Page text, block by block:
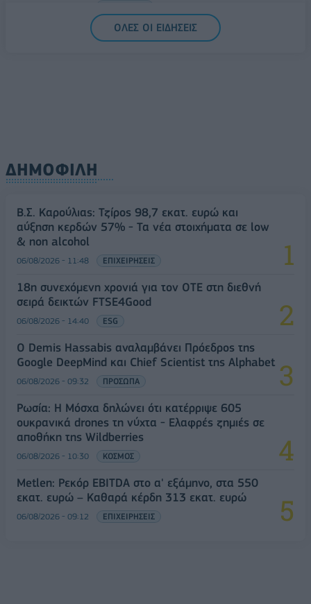
ΟΛΕΣ ΟΙ ΕΙΔΗΣΕΙΣ
ΔΗΜΟΦΙΛΗ
Β.Σ. Καρούλιας: Τζίρος 98,7 εκατ. ευρώ και
αύξηση κερδών 57% - Τα νέα στοιχήματα σε low
& non alcohol
06/08/2026 - 11:48 ΕΠΙΧΕΙΡΗΣΕΙΣ
18η συνεχόμενη χρονιά για τον ΟΤΕ στη διεθνή
σειρά δεικτών FTSE4Good
06/08/2026 - 14:40 ESG
Ο Demis Hassabis αναλαμβάνει Πρόεδρος της
Google DeepMind και Chief Scientist της Alphabet
06/08/2026 - 09:32 ΠΡΟΣΩΠΑ
Ρωσία: Η Μόσχα δηλώνει ότι κατέρριψε 605
ουκρανικά drones τη νύχτα - Ελαφρές ζημιές σε
αποθήκη της Wildberries
06/08/2026 - 10:30 ΚΟΣΜΟΣ
Metlen: Ρεκόρ EBITDA στο α' εξάμηνο, στα 550
εκατ. ευρώ – Καθαρά κέρδη 313 εκατ. ευρώ
06/08/2026 - 09:12 ΕΠΙΧΕΙΡΗΣΕΙΣ